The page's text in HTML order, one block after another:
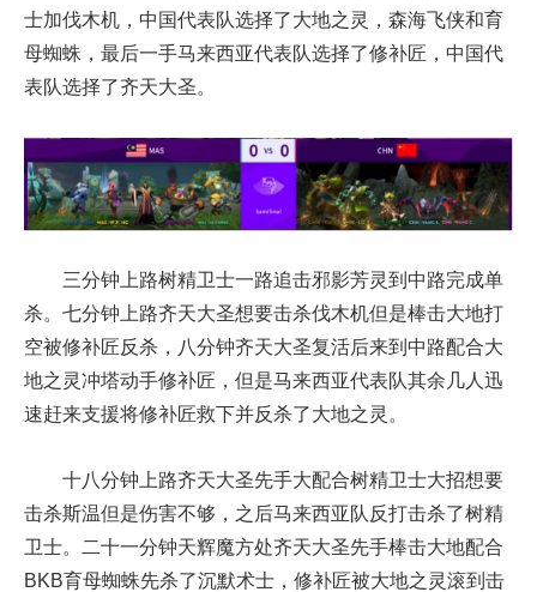
士加伐木机，中国代表队选择了大地之灵，森海飞侠和育
母蜘蛛，最后一手马来西亚代表队选择了修补匠，中国代
表队选择了齐天大圣。
三分钟上路树精卫士一路追击邪影芳灵到中路完成单
杀。七分钟上路齐天大圣想要击杀伐木机但是棒击大地打
空被修补匠反杀，八分钟齐天大圣复活后来到中路配合大
地之灵冲塔动手修补匠，但是马来西亚代表队其余几人迅
速赶来支援将修补匠救下并反杀了大地之灵。
十八分钟上路齐天大圣先手大配合树精卫士大招想要
击杀斯温但是伤害不够，之后马来西亚队反打击杀了树精
卫士。二十一分钟天辉魔方处齐天大圣先手棒击大地配合
BKB育母蜘蛛先杀了沉默术士，修补匠被大地之灵滚到击